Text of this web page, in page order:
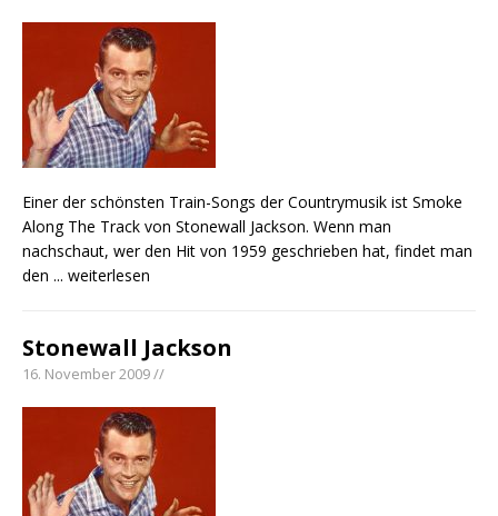
Country Music Hot News – 9. August 2026:
Morgan Wallen, Dolly Parton und Riley Green im
Fokus
Einer der schönsten Train-Songs der Countrymusik ist Smoke
Along The Track von Stonewall Jackson. Wenn man
nachschaut, wer den Hit von 1959 geschrieben hat, findet man
den ... weiterlesen
Stonewall Jackson
16. November 2009 //